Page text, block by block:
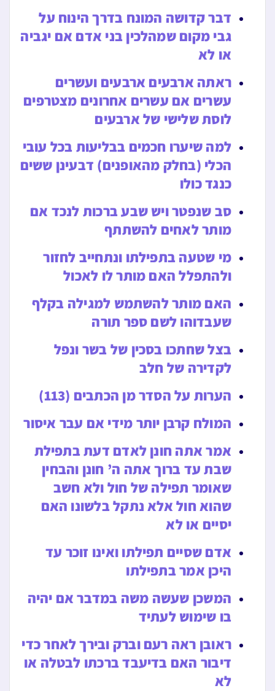
דבר קדושה המונח בדרך הינוח על
גבי מקום שמהלכין בני אדם אם יגביה
או לא
ראתה ארבעים ארבעים ועשרים
עשרים אם עשרים אחרונים מצטרפים
לוסת שלישי של ארבעים
למה שיערו חכמים בבליעות בכל עובי
הכלי (בחלק מהאופנים) דבעינן ששים
כנגד כולו
סב שנפטר ויש שבע ברכות לנכד אם
מותר לאחים להשתתף
מי שטעה בתפילתו ונתחייב לחזור
ולהתפלל האם מותר לו לאכול
האם מותר להשתמש למגילה בקלף
שעבדוהו לשם ספר תורה
בצל שחתכו בסכין של בשר ונפל
לקדירה של חלב
הערות על הסדר מן הכתבים (113)
המולח קרבן יותר מידי אם עבר איסור
אמר אתה חונן לאדם דעת בתפילת
שבת עד ברוך אתה ה’ חונן והבחין
שאומר תפילה של חול ולא חשב
שהוא חול אלא נתקל בלשונו האם
יסיים או לא
אדם שסיים תפילתו ואינו זוכר עד
היכן אמר בתפילתו
המשכן שעשה משה במדבר אם יהיה
בו שימוש לעתיד
ראובן ראה רעם וברק ובירך לאחר כדי
דיבור האם בדיעבד ברכתו לבטלה או
לא